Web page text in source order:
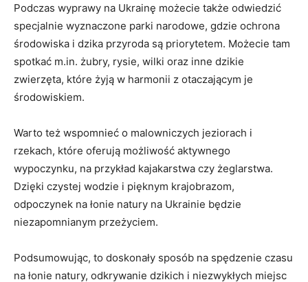
Podczas wyprawy na Ukrainę możecie także odwiedzić
specjalnie wyznaczone parki narodowe, gdzie ochrona
środowiska i dzika przyroda są priorytetem. Możecie tam
spotkać m.in. żubry, rysie, wilki oraz inne dzikie
zwierzęta, które żyją w harmonii z otaczającym je
środowiskiem.
Warto też wspomnieć o malowniczych jeziorach i
rzekach, które oferują możliwość aktywnego
wypoczynku, na przykład kajakarstwa czy żeglarstwa.
Dzięki czystej wodzie i pięknym krajobrazom,
odpoczynek na łonie natury na Ukrainie będzie
niezapomnianym przeżyciem.
Podsumowując, to doskonały sposób na spędzenie czasu
na łonie natury, odkrywanie dzikich i niezwykłych miejsc